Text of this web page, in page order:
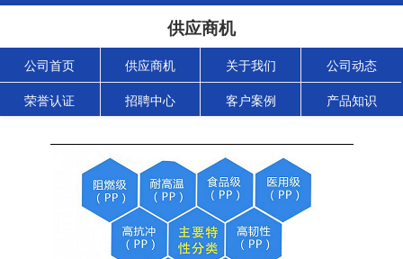
供应商机
公司首页 供应商机 关于我们 公司动态
荣誉认证 招聘中心 客户案例 产品知识